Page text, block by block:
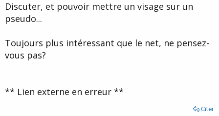
c
u
i
o
Discuter, et pouvoir mettre un visage sur un
pseudo...
Toujours plus intéressant que le net, ne pensez-
vous pas?
** Lien externe en erreur **
Citer